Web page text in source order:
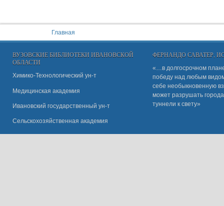
Главная
ВУЗОВСКИЕ БИБЛИОТЕКИ ИВАНОВСКОЙ
ОБЛАСТИ
Химико-Технологический ун-т
Медицинская академия
Ивановский государственный ун-т
Сельскохозяйственная академия
ФЕРНАНДО САВАТЕР,
«…в долгосрочном
победу над любым
себе необыкновенную
может разрушать
туннели к свету»